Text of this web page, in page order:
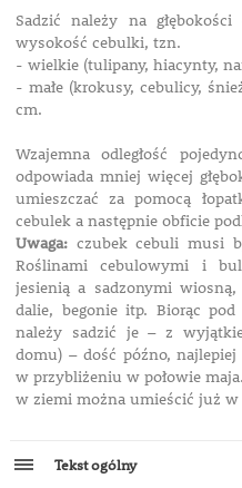
Sadzić należy na
wysokość cebulki, tzn.
- wielkie (tulipany, hiacynty,
- małe (krokusy, cebulicy,
cm.
Wzajemna odległość
odpowiada mniej więcej
umieszczać za pomocą
cebulek a następnie obficie
Uwaga:czubek cebuli musi
Roślinami cebulowymi i
jesienią a sadzonymi
dalie, begonie itp. Biorąc
należy sadzić je – z
domu) – dość późno,
w przybliżeniu w połowie
w ziemi można umieścić już
Tekst ogólny